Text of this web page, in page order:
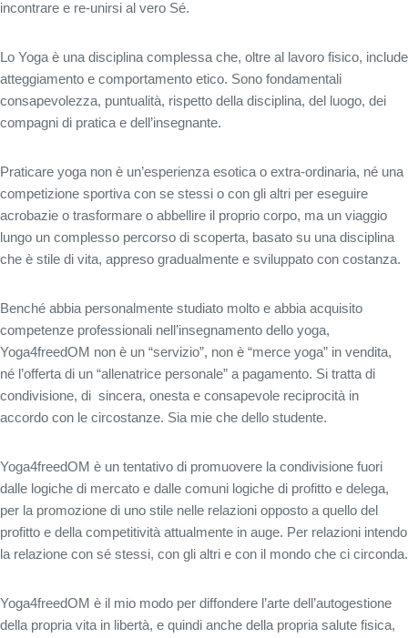
incontrare e re-unirsi al vero Sé.
Lo Yoga è una disciplina complessa che, oltre al lavoro fisico, include
atteggiamento e comportamento etico. Sono fondamentali
consapevolezza, puntualità, rispetto della disciplina, del luogo, dei
compagni di pratica e dell’insegnante.
Praticare yoga non è un’esperienza esotica o extra-ordinaria, né una
competizione sportiva con se stessi o con gli altri per eseguire
acrobazie o trasformare o abbellire il proprio corpo, ma un viaggio
lungo un complesso percorso di scoperta, basato su una disciplina
che è stile di vita, appreso gradualmente e sviluppato con costanza.
Benché abbia personalmente studiato molto e abbia acquisito
competenze professionali nell’insegnamento dello yoga,
Yoga4freedOM non è un “servizio”, non è “merce yoga” in vendita,
né l’offerta di un “allenatrice personale” a pagamento. Si tratta di
condivisione, di sincera, onesta e consapevole reciprocità in
accordo con le circostanze. Sia mie che dello studente.
Yoga4freedOM è un tentativo di promuovere la condivisione fuori
dalle logiche di mercato e dalle comuni logiche di profitto e delega,
per la promozione di uno stile nelle relazioni opposto a quello del
profitto e della competitività attualmente in auge. Per relazioni intendo
la relazione con sé stessi, con gli altri e con il mondo che ci circonda.
Yoga4freedOM è il mio modo per diffondere l’arte dell’autogestione
della propria vita in libertà, e quindi anche della propria salute fisica,